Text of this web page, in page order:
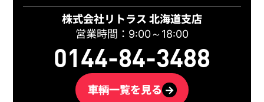
株式会社リトラス 北海道支店
営業時間：9:00～18:00
0144-84-3488
車輌一覧を見る →